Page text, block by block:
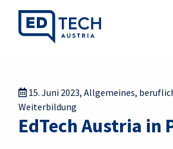
15. Juni 2023, Allgemeines,
Weiterbildung
EdTech Austria in